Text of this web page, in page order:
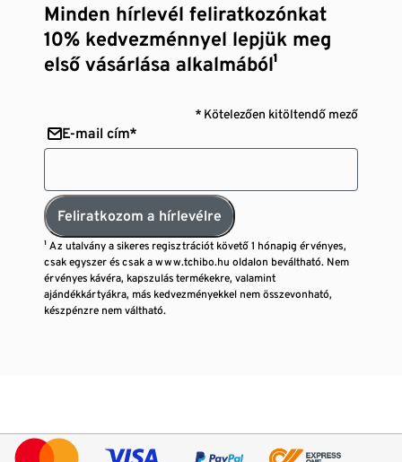
Minden hírlevél feliratkozónkat
10% kedvezménnyel lepjük meg
első vásárlása alkalmából¹
* Kötelezően kitöltendő mező
E-mail cím*
Feliratkozom a hírlevélre
¹ Az utalvány a sikeres regisztrációt követő 1 hónapig érvényes,
csak egyszer és csak a www.tchibo.hu oldalon beváltható. Nem
érvényes kávéra, kapszulás termékekre, valamint
ajándékkártyákra, más kedvezményekkel nem összevonható,
készpénzre nem váltható.